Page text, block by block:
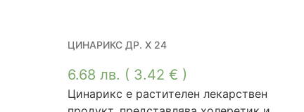
ЦИНАРИКС ДР. Х 24
6.68 лв. ( 3.42 € )
Цинарикс е растителен лекарствен